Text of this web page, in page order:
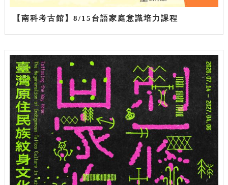
【南科考古館】8/15台語家庭意識培力課程